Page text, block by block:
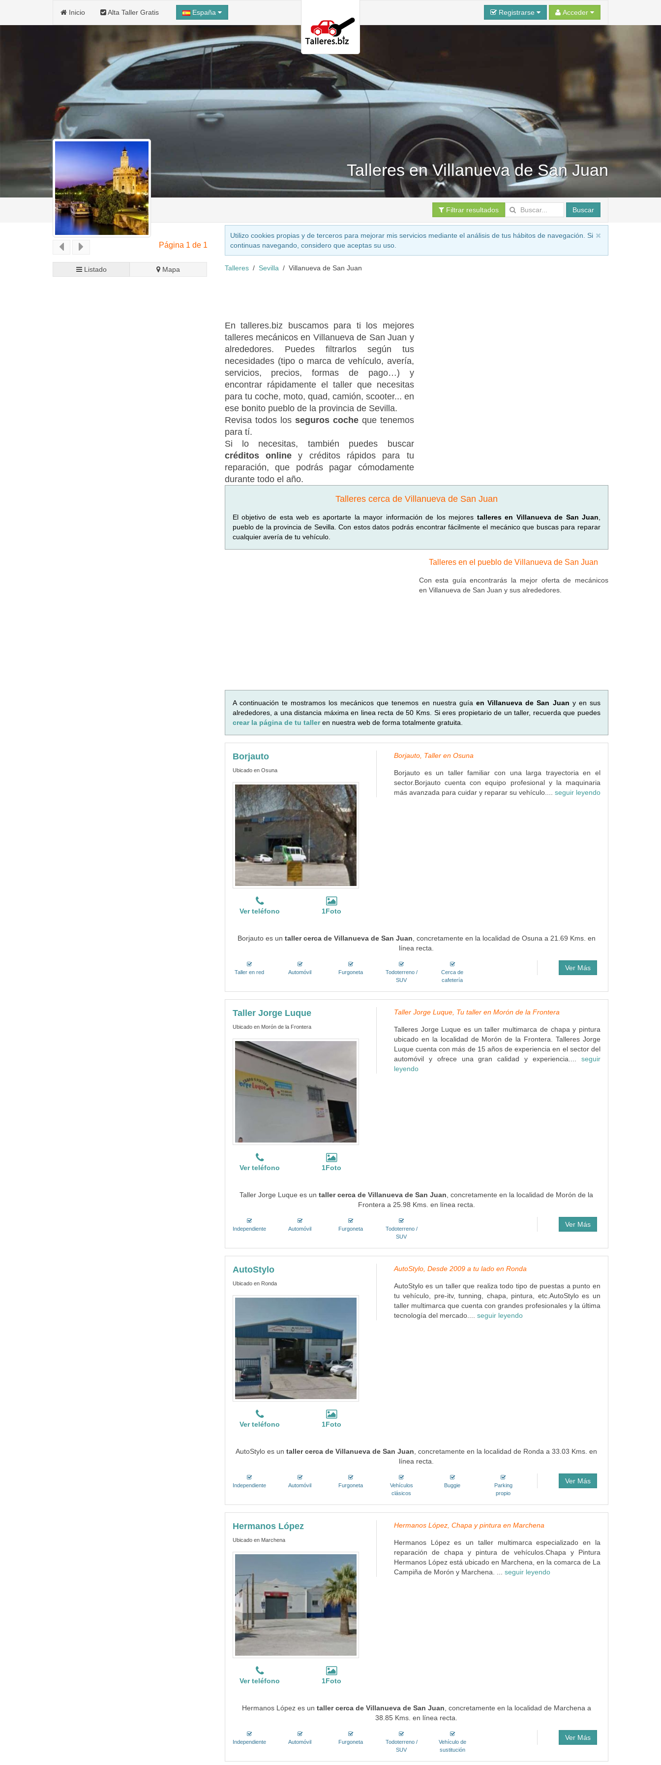
Inicio Alta Taller Gratis España Registrarse Acceder
Talleres en Villanueva de San Juan
Filtrar resultados Buscar
Página 1 de 1
Listado Mapa
Utilizo cookies propias y de terceros para mejorar mis servicios mediante el análisis de tus hábitos de navegación. Si
continuas navegando, considero que aceptas su uso.
Talleres Sevilla Villanueva de San Juan
En talleres.biz buscamos para ti los mejores
talleres mecánicos en Villanueva de San Juan y
alrededores. Puedes filtrarlos según tus
necesidades (tipo o marca de vehículo, avería,
servicios, precios, formas de pago…) y
encontrar rápidamente el taller que necesitas
para tu coche, moto, quad, camión, scooter... en
ese bonito pueblo de la provincia de Sevilla.
Revisa todos los seguros cocheque tenemos
para tí.
Si lo necesitas, también puedes buscar
créditos onliney créditos rápidos para tu
reparación, que podrás pagar cómodamente
durante todo el año.
Talleres cerca de Villanueva de San Juan
El objetivo de esta web es aportarte la mayor información de los mejores talleres en Villanueva de San Juan
pueblo de la provincia de Sevilla. Con estos datos podrás encontrar fácilmente el mecánico que buscas para reparar
cualquier avería de tu vehículo.
Talleres en el pueblo de Villanueva de San Juan
Con esta guía encontrarás la mejor oferta de mecánicos
en Villanueva de San Juan y sus alrededores.
A continuación te mostramos los mecánicos que tenemos en nuestra guíaen Villanueva de San Juan y en sus
alrededores, a una distancia máxima en linea recta de 50 Kms. Si eres propietario de un taller, recuerda que puedes
crear la página de tu talleren nuestra web de forma totalmente gratuita.
Borjauto
Ubicado en Osuna
Ver teléfono 1Foto
Borjauto, Taller en Osuna
Borjauto es un taller familiar con una larga trayectoria en el
sector.Borjauto cuenta con equipo profesional y la maquinaria
más avanzada para cuidar y reparar su vehículo.... seguir leyendo
Borjauto es un taller cerca de Villanueva de San Juan , concretamente en la localidad de Osuna a 21.69 Kms. en
línea recta.
Taller en red Automóvil Furgoneta
Todoterreno /
SUV
Cerca de
cafetería
Ver Más
Taller Jorge Luque
Ubicado en Morón de la Frontera
Ver teléfono 1Foto
Taller Jorge Luque, Tu taller en Morón de la Frontera
Talleres Jorge Luque es un taller multimarca de chapa y pintura
ubicado en la localidad de Morón de la Frontera. Talleres Jorge
Luque cuenta con más de 15 años de experiencia en el sector del
automóvil y ofrece una gran calidad y experiencia.... seguir
leyendo
Taller Jorge Luque es untaller cerca de Villanueva de San Juan , concretamente en la localidad de Morón de la
Frontera a 25.98 Kms. en línea recta.
Independiente Automóvil Furgoneta
Todoterreno /
SUV
Ver Más
AutoStylo
Ubicado en Ronda
Ver teléfono 1Foto
AutoStylo, Desde 2009 a tu lado en Ronda
AutoStylo es un taller que realiza todo tipo de puestas a punto en
tu vehículo, pre-itv, tunning, chapa, pintura, etc.AutoStylo es un
taller multimarca que cuenta con grandes profesionales y la última
tecnología del mercado.... seguir leyendo
AutoStylo es untaller cerca de Villanueva de San Juan , concretamente en la localidad de Ronda a 33.03 Kms. en
línea recta.
Independiente Automóvil Furgoneta
Vehículos
clásicos
Buggie
Parking
propio
Ver Más
Hermanos López
Ubicado en Marchena
Ver teléfono 1Foto
Hermanos López, Chapa y pintura en Marchena
Hermanos López es un taller multimarca especializado en la
reparación de chapa y pintura de vehículos.Chapa y Pintura
Hermanos López está ubicado en Marchena, en la comarca de La
Campiña de Morón y Marchena. ... seguir leyendo
Hermanos López es un taller cerca de Villanueva de San Juan , concretamente en la localidad de Marchena a
38.85 Kms. en línea recta.
Independiente Automóvil Furgoneta
Todoterreno /
SUV
Vehículo de
sustitución
Ver Más